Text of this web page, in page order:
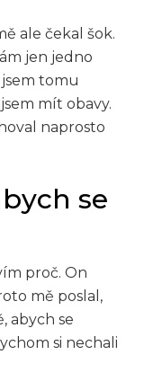
ale čekal šok.
jen jedno
tomu
mít obavy.
naprosto
se
proč. On
mě poslal,
abych se
si nechali